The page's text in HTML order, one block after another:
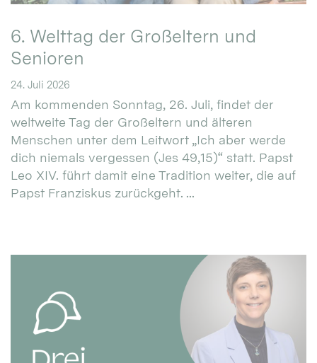
6. Welttag der Großeltern und
Senioren
24. Juli 2026
Am kommenden Sonntag, 26. Juli, findet der
weltweite Tag der Großeltern und älteren
Menschen unter dem Leitwort „Ich aber werde
dich niemals vergessen (Jes 49,15)“ statt. Papst
Leo XIV. führt damit eine Tradition weiter, die auf
Papst Franziskus zurückgeht. ...